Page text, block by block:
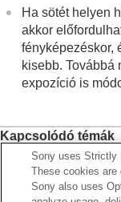
Gamma
Állóképek
TC/UB
Kép és hang
Megtekintés
A fényképezőgép-
Okostelefonnal
Számítógép használata
A felhőszolgáltatás
Ha sötét helyen
akkor
fényképezéskor,
kisebb. Továbbá
expozíció is
Kapcsolódó témák
Gyakran
tárcsákhoz (
Élő nézet kijelz.
Sony uses Strictly
These cookies
Sony also uses